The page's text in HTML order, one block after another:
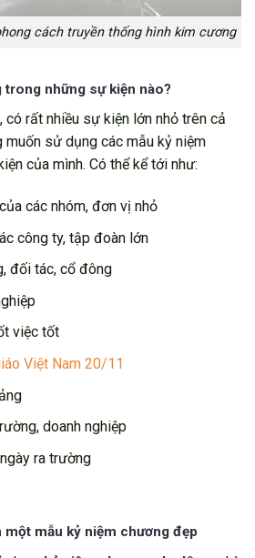
cách truyền thống hình kim cương
trong những sự kiện nào?
có rất nhiều sự kiện lớn nhỏ trên cả
muốn sử dụng các mẫu kỷ niệm
của mình. Có thể kể tới như:
các nhóm, đơn vị nhỏ
công ty, tập đoàn lớn
đối tác, cổ đông
việc tốt
Việt Nam 20/11
doanh nghiệp
ra trường
một mẫu kỷ niệm chương đẹp